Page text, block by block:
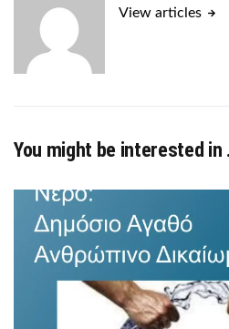
View articles
You might be interested in